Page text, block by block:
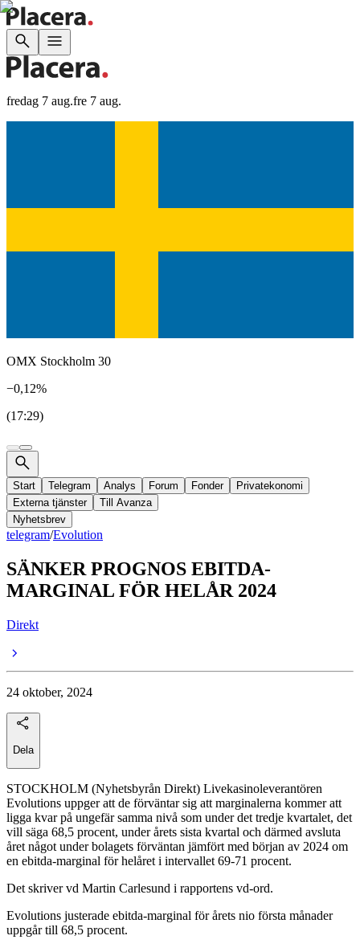
fredag 7 aug.fre 7 aug.
OMX Stockholm 30
−0,12%
(17:29)
Start Telegram Analys Forum Fonder
Privatekonomi
Externa tjänster
Till Avanza
Nyhetsbrev
telegram/Evolution
SÄNKER PROGNOS EBITDA-
MARGINAL FÖR HELÅR 2024
Direkt
24 oktober, 2024
Dela
STOCKHOLM (Nyhetsbyrån Direkt) Livekasinoleverantören
Evolutions uppger att de förväntar sig att marginalerna kommer att
ligga kvar på ungefär samma nivå som under det tredje kvartalet, det
vill säga 68,5 procent, under årets sista kvartal och därmed avsluta
året något under bolagets förväntan jämfört med början av 2024 om
en ebitda-marginal för helåret i intervallet 69-71 procent.
Det skriver vd Martin Carlesund i rapportens vd-ord.
Evolutions justerade ebitda-marginal för årets nio första månader
uppgår till 68,5 procent.